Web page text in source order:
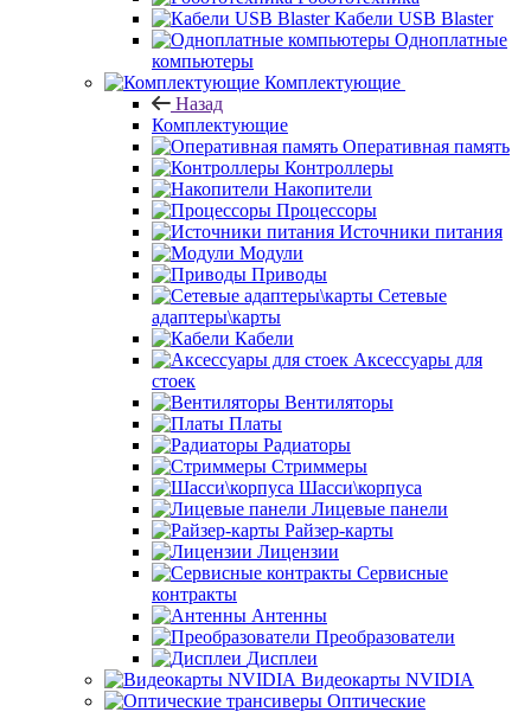
Кабели USB Blaster
Одноплатные
компьютеры
Комплектующие
Назад
Комплектующие
Оперативная память
Контроллеры
Накопители
Процессоры
Источники питания
Модули
Приводы
Сетевые
адаптеры\карты
Кабели
Аксессуары для
стоек
Вентиляторы
Платы
Радиаторы
Стриммеры
Шасси\корпуса
Лицевые панели
Райзер-карты
Лицензии
Сервисные
контракты
Антенны
Преобразователи
Дисплеи
Видеокарты NVIDIA
Оптические